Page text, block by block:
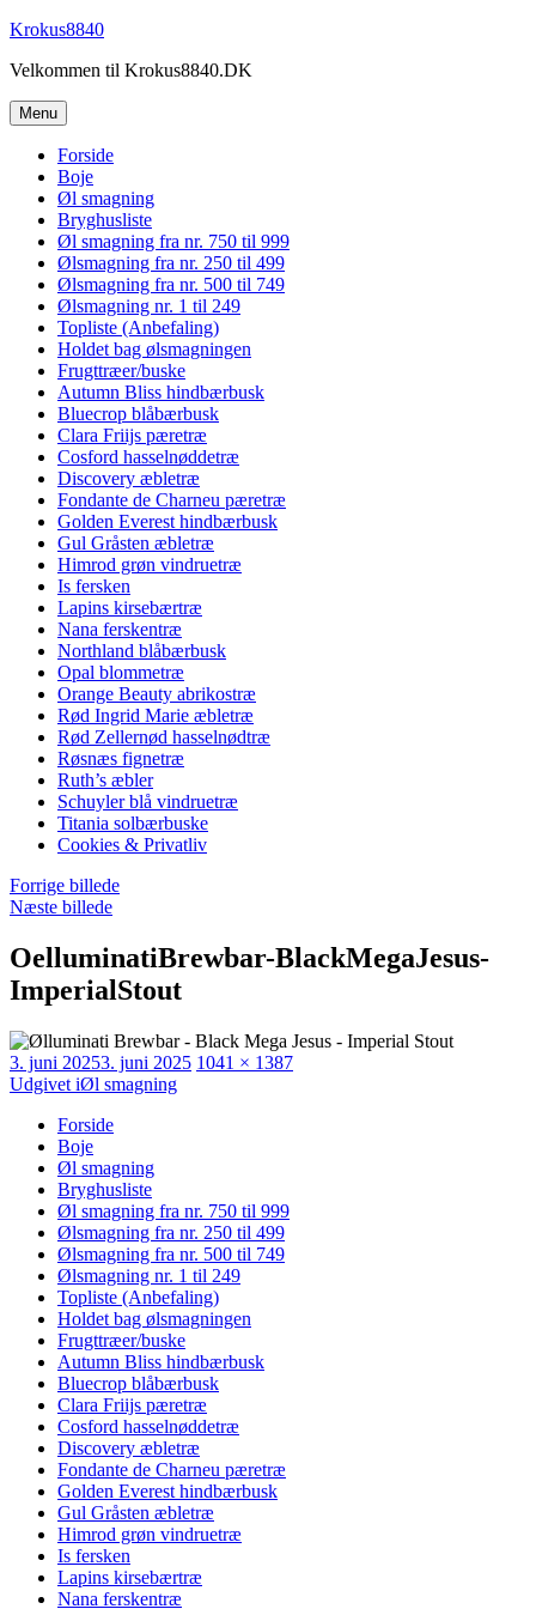
Videre
indhold
Krokus8840
Velkommen til Krokus8840.DK
Menu
Forside
Boje
Øl smagning
Bryghusliste
Øl smagning fra nr. 750 til 999
Ølsmagning fra nr. 250 til 499
Ølsmagning fra nr. 500 til 749
Ølsmagning nr. 1 til 249
Topliste (Anbefaling)
Holdet bag ølsmagningen
Frugttræer/buske
Autumn Bliss hindbærbusk
Bluecrop blåbærbusk
Clara Friijs pæretræ
Cosford hasselnøddetræ
Discovery æbletræ
Fondante de Charneu pæretræ
Golden Everest hindbærbusk
Gul Gråsten æbletræ
Himrod grøn vindruetræ
Is fersken
Lapins kirsebærtræ
Nana ferskentræ
Northland blåbærbusk
Opal blommetræ
Orange Beauty abrikostræ
Rød Ingrid Marie æbletræ
Rød Zellernød hasselnødtræ
Røsnæs fignetræ
Ruth’s æbler
Schuyler blå vindruetræ
Titania solbærbuske
Cookies & Privatliv
Forrige billede
Næste billede
OelluminatiBrewbar-BlackMegaJesus-
ImperialStout
Udgivet
3. juni 20253. juni 2025 Faktisk
1041 × 1387
Indlægsnavigation
Udgivet iØl smagning
Forside
Boje
Øl smagning
Bryghusliste
Øl smagning fra nr. 750 til 999
Ølsmagning fra nr. 250 til 499
Ølsmagning fra nr. 500 til 749
Ølsmagning nr. 1 til 249
Topliste (Anbefaling)
Holdet bag ølsmagningen
Frugttræer/buske
Autumn Bliss hindbærbusk
Bluecrop blåbærbusk
Clara Friijs pæretræ
Cosford hasselnøddetræ
Discovery æbletræ
Fondante de Charneu pæretræ
Golden Everest hindbærbusk
Gul Gråsten æbletræ
Himrod grøn vindruetræ
Is fersken
Lapins kirsebærtræ
Nana ferskentræ